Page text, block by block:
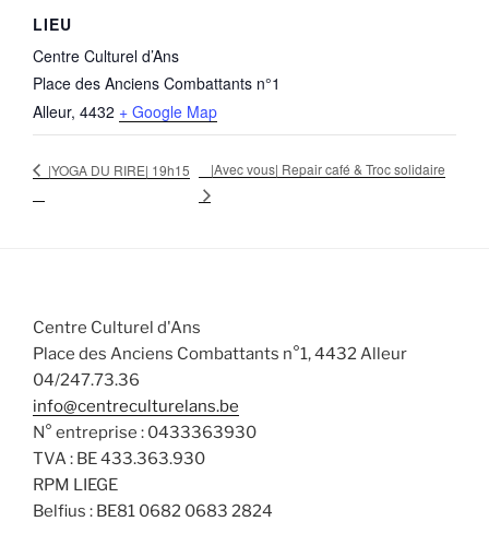
LIEU
Centre Culturel d’Ans
Place des Anciens Combattants n°1
Alleur, 4432 + Google Map
|YOGA DU RIRE| 19h15 |Avec vous| Repair café & Troc solidaire
Centre Culturel d'Ans
Place des Anciens Combattants n°1, 4432 Alleur
04/247.73.36
info@centreculturelans.be
N° entreprise : 0433363930
TVA : BE 433.363.930
RPM LIEGE
Belfius : BE81 0682 0683 2824